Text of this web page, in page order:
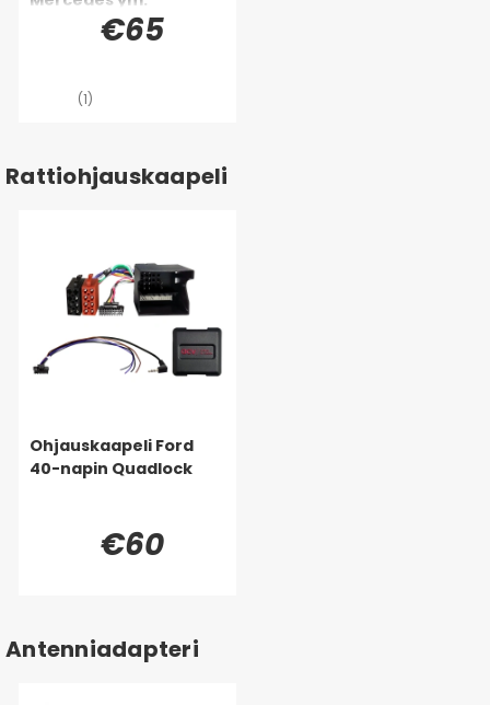
€65
(1)
Rattiohjauskaapeli
Ohjauskaapeli Ford
40-napin Quadlock
€60
Antenniadapteri